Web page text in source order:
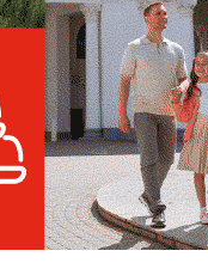
Захарова:
Зеленский
полякам
среднего
и киевский